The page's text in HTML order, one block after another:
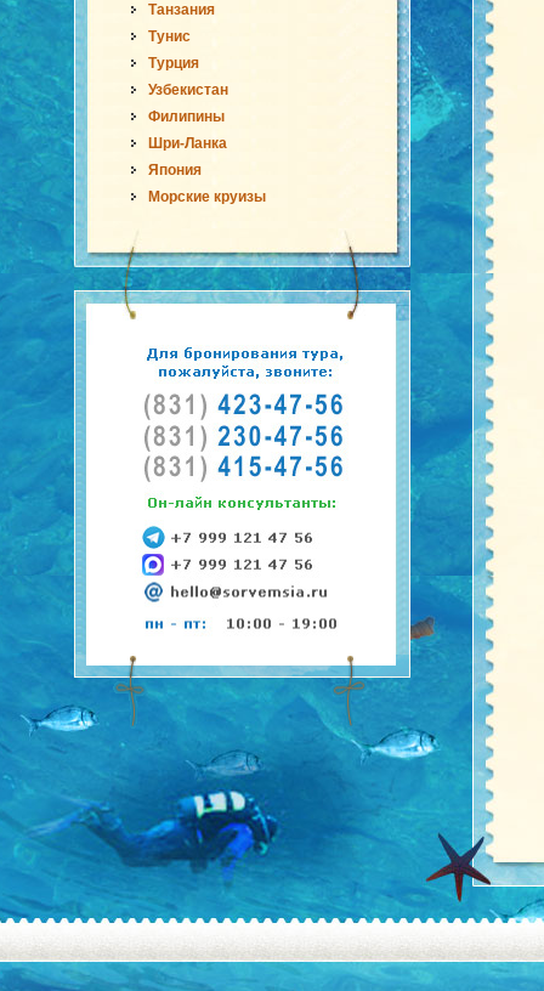
Танзания
Тунис
Турция
Узбекистан
Филипины
Шри-Ланка
Япония
Морские круизы